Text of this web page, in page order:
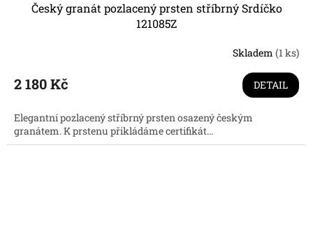
Český granát pozlacený prsten stříbrný Srdíčko
121085Z
Skladem (1 ks)
2 180 Kč DETAIL
Elegantní pozlacený stříbrný prsten osazený českým
granátem. K prstenu přikládáme certifikát...